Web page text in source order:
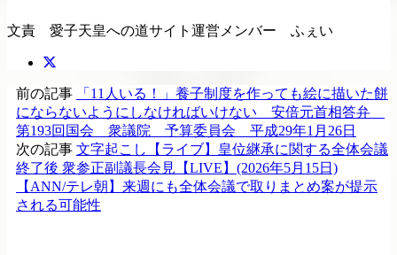
文責 愛子天皇への道サイト運営メンバー ふぇい
前の記事
「11人いる！」養子制度を作っても絵に描いた餅
にならないようにしなければいけない 安倍元首相答弁
第193回国会 衆議院 予算委員会 平成29年1月26日
次の記事 文字起こし【ライブ】皇位継承に関する全体会議
終了後 衆参正副議長会見【LIVE】(2026年5月15日)
【ANN/テレ朝】来週にも全体会議で取りまとめ案が提示
される可能性